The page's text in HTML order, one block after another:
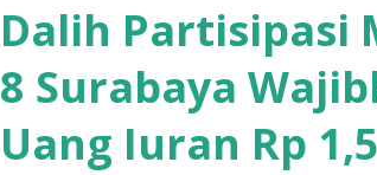
Dalih Partisipasi
8 Surabaya
Uang Iuran Rp